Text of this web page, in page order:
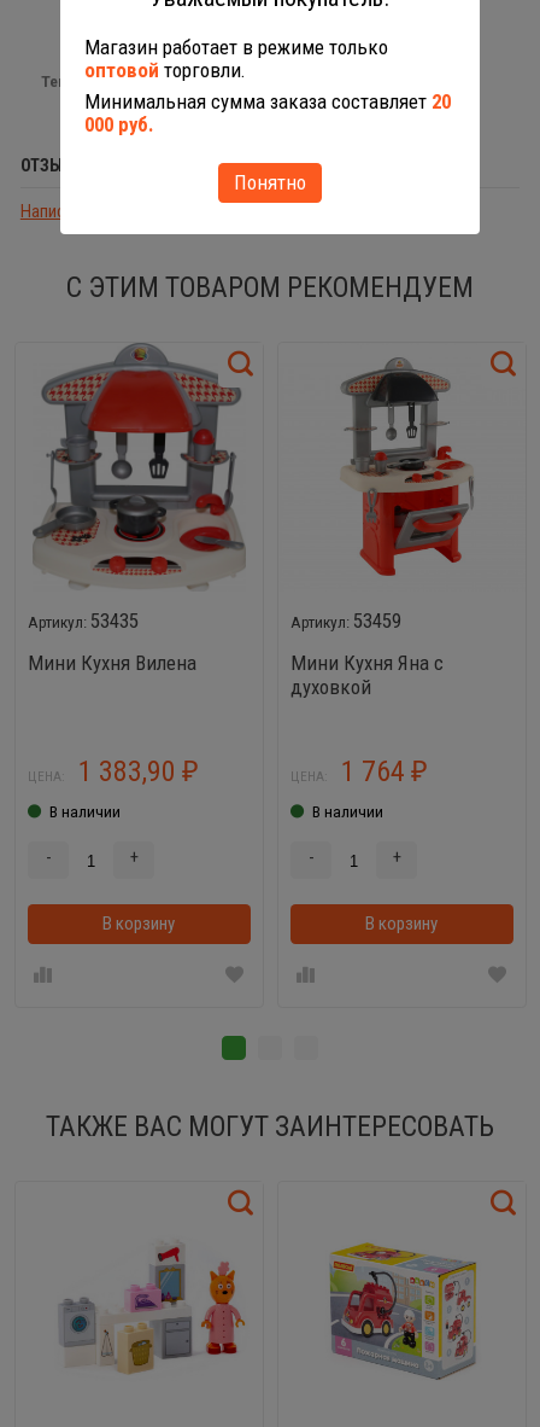
Теги: аналог Лего
ОТЗЫВЫ (0)
Написать отзыв
С ЭТИМ ТОВАРОМ РЕКОМЕНДУЕМ
53435
Мини Кухня Вилена
ЦЕНА: 1 383,90 ₽
В наличии
- +
В корзину
53459
Мини Кухня Яна с
духовкой
ЦЕНА: 1 764 ₽
В наличии
- +
В корзину
ТАКЖЕ ВАС МОГУТ ЗАИНТЕРЕСОВАТЬ
Магазин работает в режиме только
оптовой торговли.
Минимальная сумма заказа составляет 20
000 руб.
Понятно